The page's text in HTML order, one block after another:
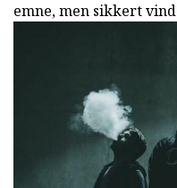
emne, men sikkert